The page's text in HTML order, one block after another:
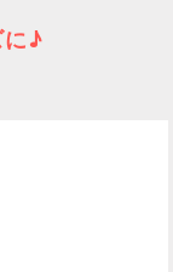
に♪